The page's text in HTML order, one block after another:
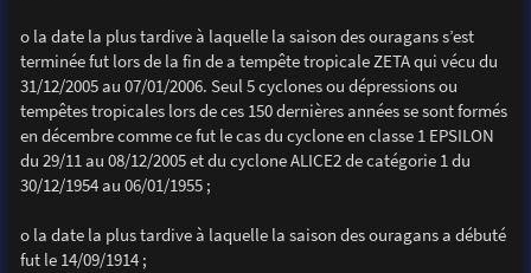
o la date la plus tardive à laquelle la saison des ouragans s’est
terminée fut lors de la fin de a tempête tropicale ZETA qui vécu du
31/12/2005 au 07/01/2006. Seul 5 cyclones ou dépressions ou
tempêtes tropicales lors de ces 150 dernières années se sont formés
en décembre comme ce fut le cas du cyclone en classe 1 EPSILON
du 29/11 au 08/12/2005 et du cyclone ALICE2 de catégorie 1 du
30/12/1954 au 06/01/1955 ;
o la date la plus tardive à laquelle la saison des ouragans a débuté
fut le 14/09/1914 ;